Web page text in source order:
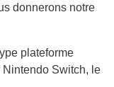
donnerons notre
plateforme
Switch, le